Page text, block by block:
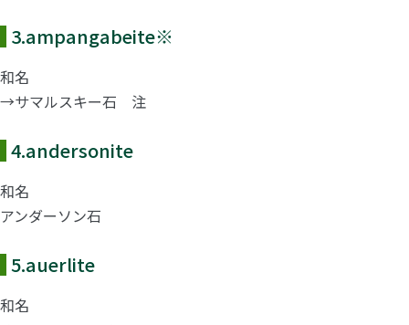
3.ampangabeite※
和名
→サマルスキー石 注
4.andersonite
和名
アンダーソン石
5.auerlite
和名